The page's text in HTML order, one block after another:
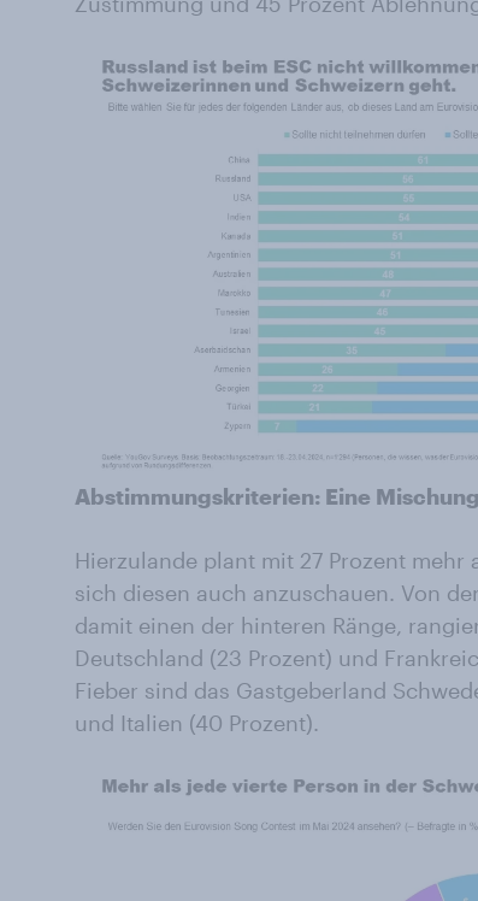
Abstimmungskriterien: Eine
Hierzulande plant mit 27 Prozent mehr
sich diesen auch anzuschauen. Von
damit einen der hinteren Ränge,
Deutschland (23 Prozent) und
Fieber sind das Gastgeberland
und Italien (40 Prozent).